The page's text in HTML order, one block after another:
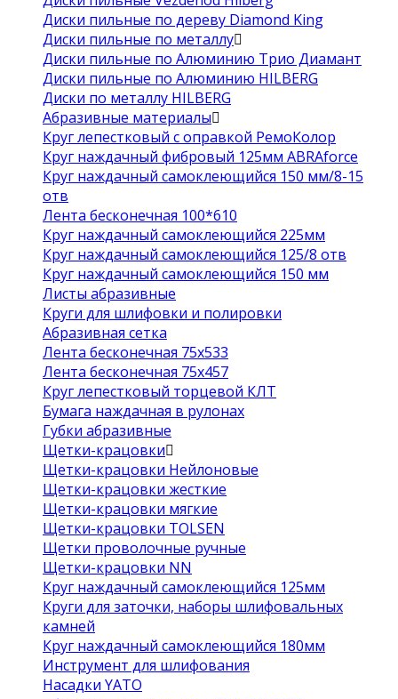
Диски пильные по дереву Diamond King
Диски пильные по металлу
Диски пильные по Алюминию Трио Диамант
Диски пильные по Алюминию HILBERG
Диски по металлу HILBERG
Абразивные материалы
Круг лепестковый с оправкой РемоКолор
Круг наждачный фибровый 125мм ABRAforce
Круг наждачный самоклеющийся 150 мм/8-15
отв
Лента бесконечная 100*610
Круг наждачный самоклеющийся 225мм
Круг наждачный самоклеющийся 125/8 отв
Круг наждачный самоклеющийся 150 мм
Листы абразивные
Круги для шлифовки и полировки
Абразивная сетка
Лента бесконечная 75х533
Лента бесконечная 75х457
Круг лепестковый торцевой КЛТ
Бумага наждачная в рулонах
Губки абразивные
Щетки-крацовки
Щетки-крацовки Нейлоновые
Щетки-крацовки жесткие
Щетки-крацовки мягкие
Щетки-крацовки TOLSEN
Щетки проволочные ручные
Щетки-крацовки NN
Круг наждачный самоклеющийся 125мм
Круги для заточки, наборы шлифовальных
камней
Круг наждачный самоклеющийся 180мм
Инструмент для шлифования
Насадки YATO